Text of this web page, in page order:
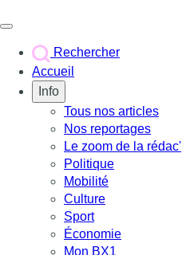
Rechercher
Accueil
Info
Tous nos articles
Nos reportages
Le zoom de la rédac'
Politique
Mobilité
Culture
Sport
Économie
Mon BX1